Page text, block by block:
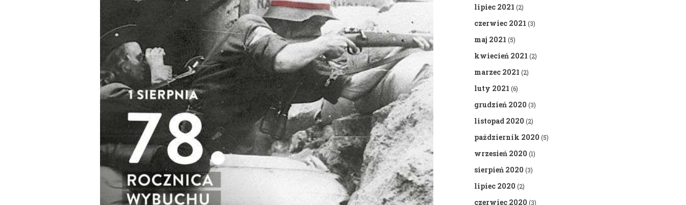
lipiec 2021 (2)
czerwiec 2021 (3)
maj 2021 (5)
kwiecień 2021 (2)
marzec 2021 (2)
luty 2021 (6)
grudzień 2020 (3)
listopad 2020 (2)
październik 2020 (5)
wrzesień 2020 (1)
sierpień 2020 (3)
lipiec 2020 (2)
czerwiec 2020 (3)